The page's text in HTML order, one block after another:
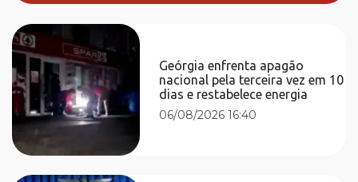
Geórgia enfrenta apagão
nacional pela terceira vez em 10
dias e restabelece energia
06/08/2026 16:40